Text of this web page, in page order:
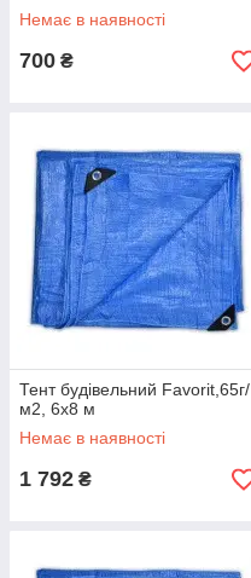
Немає в наявності
700 ₴
Тент будівельний Favorit,65г/
м2, 6х8 м
Немає в наявності
1 792 ₴